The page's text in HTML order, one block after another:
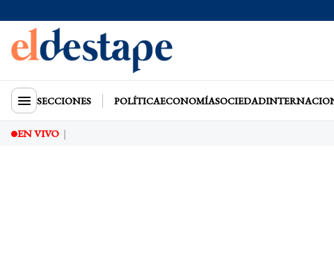
SECCIONES POLÍTICAECONOMÍASOCIEDAD
EN VIVO